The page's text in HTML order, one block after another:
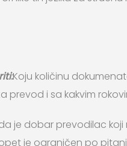
Koju količinu
prevod i sa kakvim
je dobar prevodilac koji
je ograničen po